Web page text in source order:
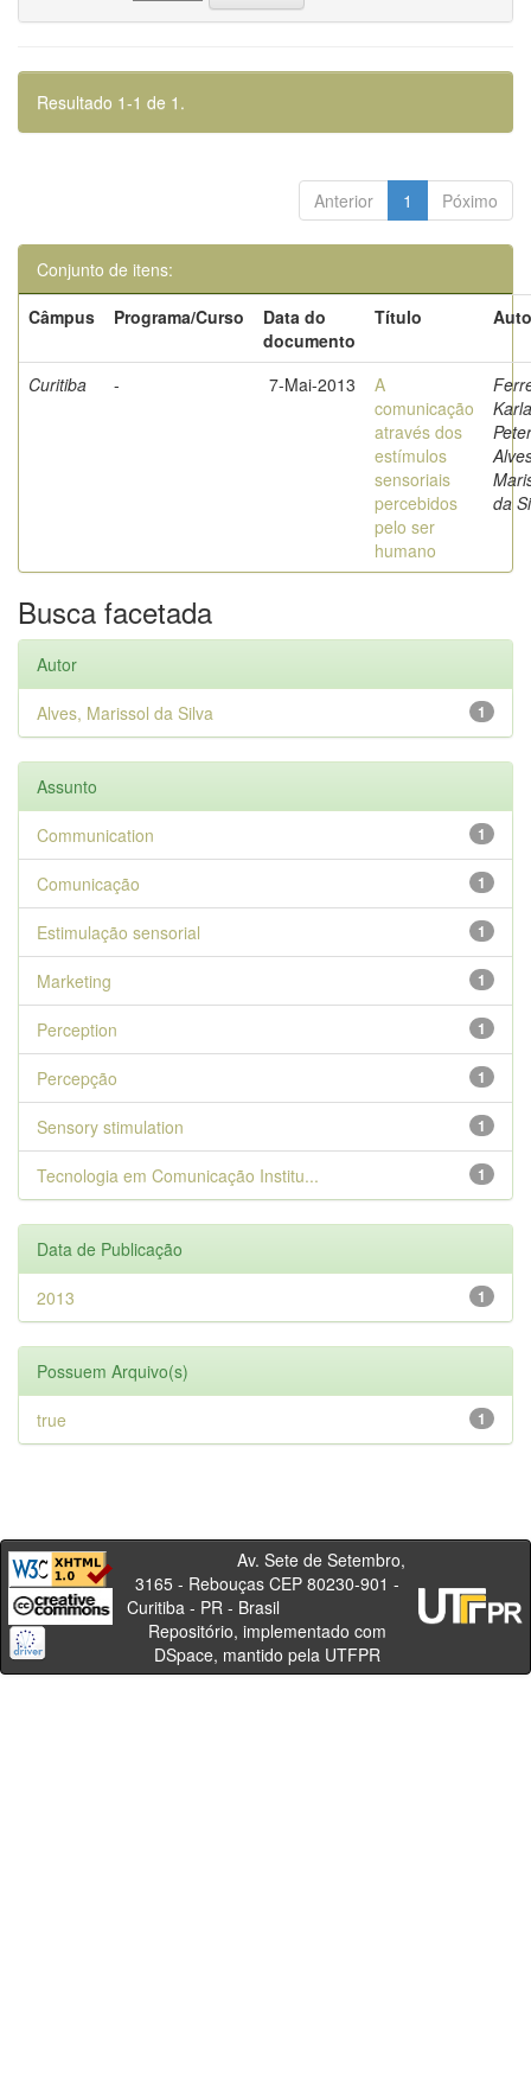
Resultado 1-1 de 1.
Anterior 1 Póximo
Conjunto de itens:
Câmpus
Programa/Curso
Data do
documento
Título
Curitiba - 7-Mai-2013
A
comunicação
através dos
estímulos
sensoriais
percebidos
pelo ser
humano
Karla
da
Busca facetada
Autor
1
Alves, Marissol da Silva
Assunto
1
Communication
1
Comunicação
1
Estimulação sensorial
1
Marketing
1
Perception
1
Percepção
1
Sensory stimulation
1
Tecnologia em Comunicação Institu...
Data de Publicação
1
2013
Possuem Arquivo(s)
1
true
Av. Sete de Setembro,
3165 - Rebouças CEP 80230-901 -
Curitiba - PR - Brasil
Repositório, implementado com
DSpace, mantido pela UTFPR